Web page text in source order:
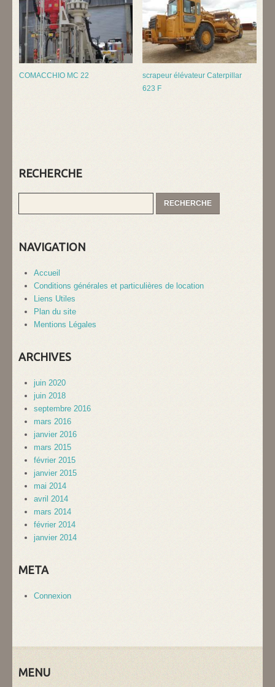
COMACCHIO MC 22
scrapeur élévateur Caterpillar
623 F
RECHERCHE
NAVIGATION
Accueil
Conditions générales et particulières de location
Liens Utiles
Plan du site
Mentions Légales
ARCHIVES
juin 2020
juin 2018
septembre 2016
mars 2016
janvier 2016
mars 2015
février 2015
janvier 2015
mai 2014
avril 2014
mars 2014
février 2014
janvier 2014
META
Connexion
MENU